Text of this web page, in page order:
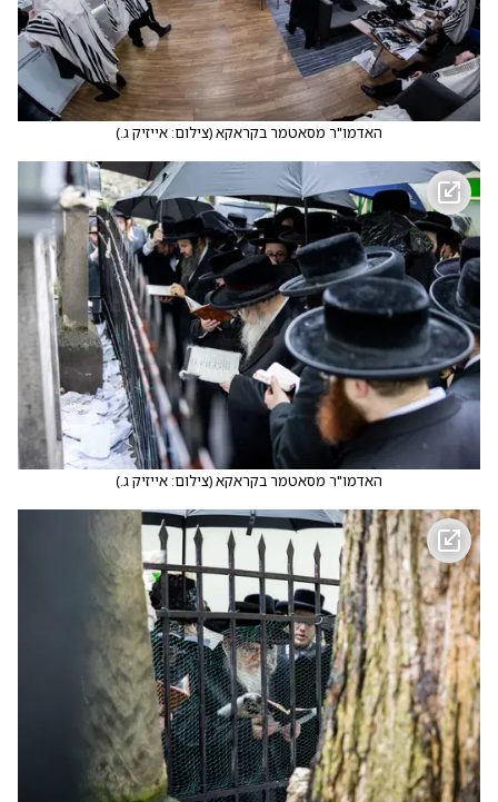
האדמו"ר מסאטמר בקראקא(צילום: אייזיק ג.)
האדמו"ר מסאטמר בקראקא(צילום: אייזיק ג.)